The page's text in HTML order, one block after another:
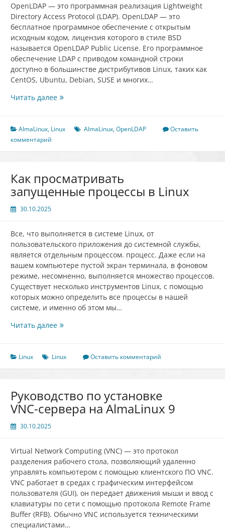
OpenLDAP — это программная реализация Lightweight
Directory Access Protocol (LDAP). OpenLDAP — это
бесплатное программное обеспечение с открытым
исходным кодом, лицензия которого в стиле BSD
называется OpenLDAP Public License. Его программное
обеспечение LDAP с приводом командной строки
доступно в большинстве дистрибутивов Linux, таких как
CentOS, Ubuntu, Debian, SUSE и многих…
Читать далееКак
Server
AlmaLinux
AlmaLinux, Linux AlmaLinux,OpenLDAP
Оставить
комментарий
Как просматривать
запущенные процессы в Linux
30.10.2025
Все, что выполняется в системе Linux, от
пользовательского приложения до системной службы,
является отдельным процессом. процесс. Даже если на
вашем компьютере пустой экран терминала, в фоновом
режиме, несомненно, выполняется множество процессов.
Существует несколько инструментов Linux, с помощью
которых можно определить все процессы в нашей
системе, и именно об этом мы…
Читать далееКак
процессы
в
Linux Linux Оставить комментарий
Руководство по установке
VNC-сервера на AlmaLinux 9
30.10.2025
Virtual Network Computing (VNC) — это протокол
разделения рабочего стола, позволяющий удаленно
управлять компьютером с помощью клиентского ПО VNC.
VNC работает в средах с графическим интерфейсом
пользователя (GUI), он передает движения мыши и ввод с
клавиатуры по сети с помощью протокола Remote Frame
Buffer (RFB). Обычно VNC используется техническими
специалистами…